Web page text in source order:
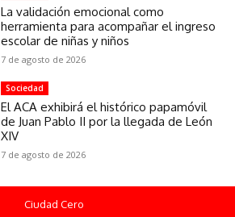
La validación emocional como
herramienta para acompañar el ingreso
escolar de niñas y niños
7 de agosto de 2026
Sociedad
El ACA exhibirá el histórico papamóvil
de Juan Pablo II por la llegada de León
XIV
7 de agosto de 2026
Ciudad Cero